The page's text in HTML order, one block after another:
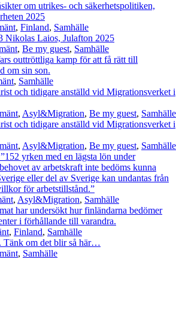
om utrikes- och säkerhetspolitiken,
2025
, Finland, Samhälle
Nikolas Laios, Julafton 2025
, Be my guest, Samhälle
outtröttliga kamp för att få rätt till
om sin son.
, Samhälle
och tidigare anställd vid Migrationsverket i
, Asyl&Migration, Be my guest, Samhälle
och tidigare anställd vid Migrationsverket i
, Asyl&Migration, Be my guest, Samhälle
yrken med en lägsta lön under
av arbetskraft inte bedöms kunna
eller del av Sverige kan undantas från
för arbetstillstånd.”
, Asyl&Migration, Samhälle
har undersökt hur finländarna bedömer
i förhållande till varandra.
, Finland, Samhälle
Tänk om det blir så här…
, Samhälle